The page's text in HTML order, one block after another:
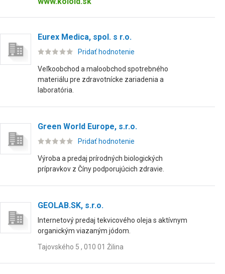
Eurex Medica, spol. s r.o.
Pridať hodnotenie
Veľkoobchod a maloobchod spotrebného
materiálu pre zdravotnícke zariadenia a
laboratória.
Green World Europe, s.r.o.
Pridať hodnotenie
Výroba a predaj prírodných biologických
prípravkov z Číny podporujúcich zdravie.
GEOLAB.SK, s.r.o.
Internetový predaj tekvicového oleja s aktívnym
organickým viazaným jódom.
Tajovského 5 , 010 01 Žilina